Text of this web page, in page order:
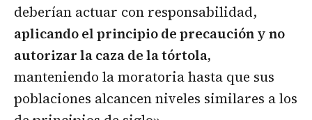
deberían actuar con responsabilidad,
aplicando el principio de precaución y no
autorizar la caza de la tórtola,
manteniendo la moratoria hasta que sus
poblaciones alcancen niveles similares a los